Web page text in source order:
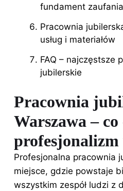
fundament zaufania
Pracownia
usług i materiałów
FAQ – najczęstsze
jubilerskie
Pracownia
Warszawa – co
Profesjonalna pracownia
miejsce, gdzie powstaje
wszystkim zespół ludzi z